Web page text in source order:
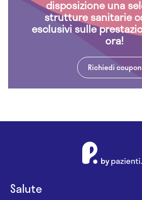
disposizione una
strutture sanitarie
esclusivi sulle
ora!
Richiedi coupon
Salute